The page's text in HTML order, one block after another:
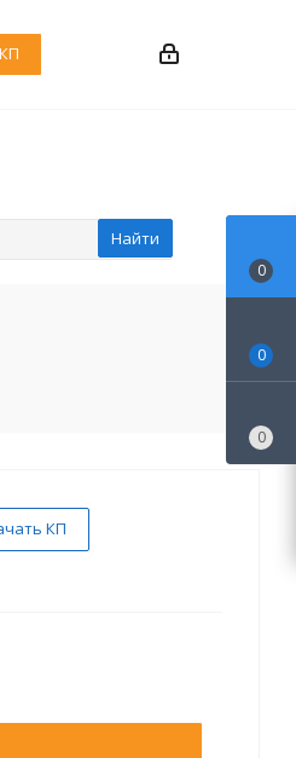
Найти
КП
0
0
0